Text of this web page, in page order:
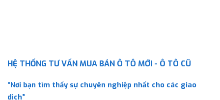
HỆ THỐNG TƯ VẤN MUA BÁN Ô TÔ MỚI - Ô TÔ CŨ
“Nơi bạn tìm thấy sự chuyên nghiệp nhất cho các giao
dịch”